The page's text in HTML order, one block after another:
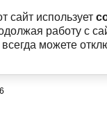
сайт использует
работу с
можете